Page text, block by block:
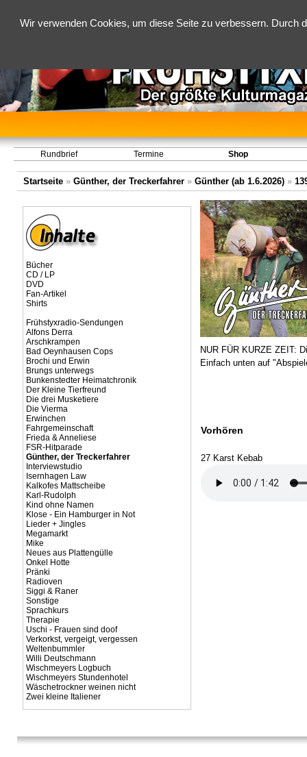
Wir verwenden Cookies, um diese Seite zu verbessern.
Rundbrief Termine Shop
Startseite» Günther, der Treckerfahrer» Günther (ab 1.6.2026)»
Bücher
CD / LP
DVD
Fan-Artikel
Shirts
Frühstyxradio-Sendungen
Alfons Derra
Arschkrampen
Bad Oeynhausen Cops
Brochi und Erwin
Brungs unterwegs
Bunkenstedter Heimatchronik
Der Kleine Tierfreund
Die drei Musketiere
Die Vierma
Erwinchen
Fahrgemeinschaft
Frieda & Anneliese
FSR-Hitparade
Günther, der Treckerfahrer
Interviewstudio
Isernhagen Law
Kalkofes Mattscheibe
Karl-Rudolph
Kind ohne Namen
Klose - Ein Hamburger in Not
Lieder + Jingles
Megamarkt
Mike
Neues aus Plattengülle
Onkel Hotte
Pränki
Radioven
Siggi & Raner
Sonstige
Sprachkurs
Therapie
Uschi - Frauen sind doof
Verkorkst, vergeigt, vergessen
Weltenbummler
Willi Deutschmann
Wischmeyers Logbuch
Wischmeyers Stundenhotel
Wäschetrockner weinen nicht
Zwei kleine Italiener
NUR FÜR KURZE ZEIT:
Einfach unten auf
Vorhören
27 Karst Kebab